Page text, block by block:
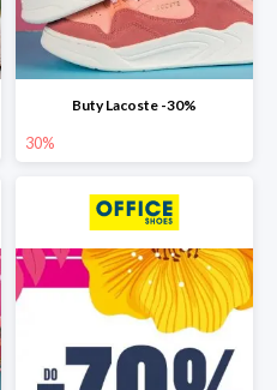
Buty Lacoste -30%
30%